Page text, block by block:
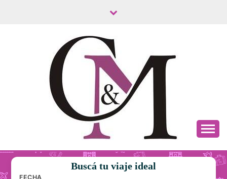
C&M TURISMO
Buscá tu viaje ideal
FECHA